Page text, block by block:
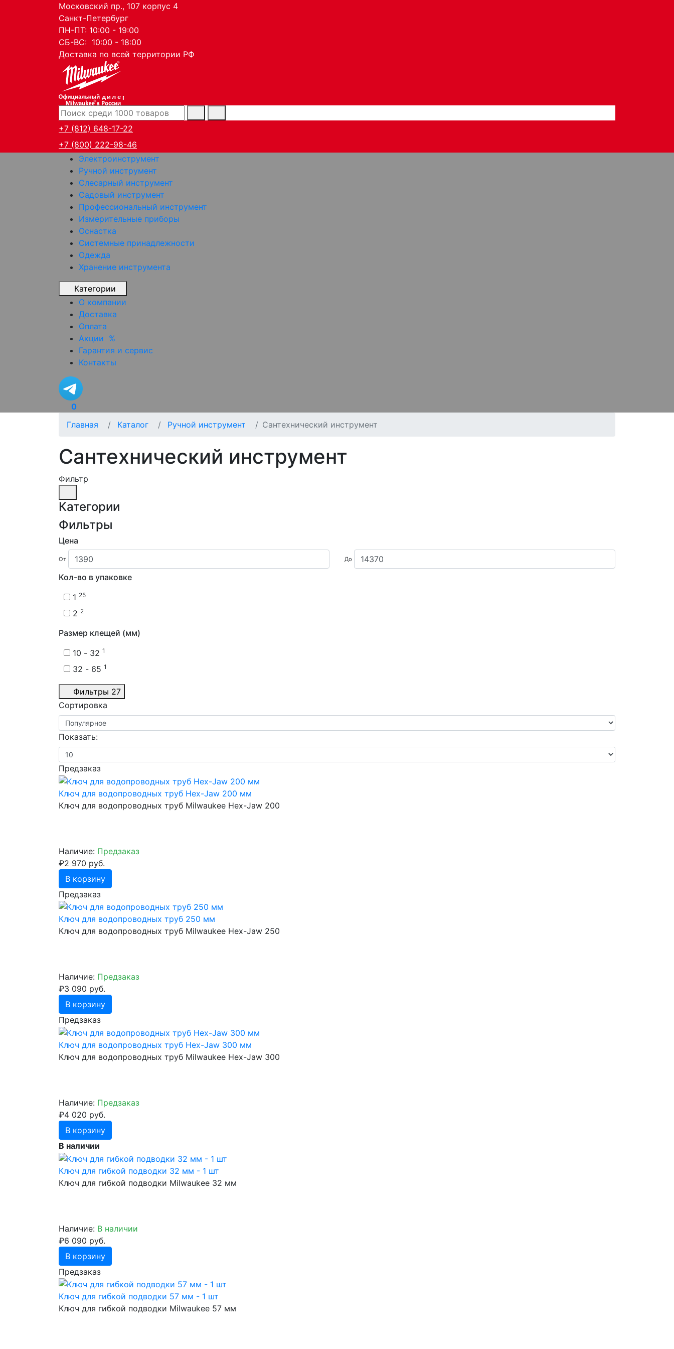
Московский пр., 107 корпус 4
Санкт-Петербург
ПН-ПТ: 10:00 - 19:00
СБ-ВС: 10:00 - 18:00
Доставка по всей территории РФ
дилер
+7 (812) 648-17-22
+7 (800) 222-98-46
Электроинструмент
Ручной инструмент
Слесарный инструмент
Садовый инструмент
Профессиональный инструмент
Измерительные приборы
Оснастка
Системные принадлежности
Одежда
Хранение инструмента
Категории
О компании
Доставка
Оплата
Акции %
Гарантия и сервис
Контакты
0
Главная
Каталог Ручной инструмент Сантехнический инструмент
Сантехнический инструмент
Фильтр
Категории
Фильтры
Цена
От До
Кол-во в упаковке
1 25
2 2
Размер клещей (мм)
10 - 32 1
32 - 65 1
Фильтры 27
Сортировка
Показать:
Предзаказ
Ключ для водопроводных труб Hex-Jaw 200 мм
Ключ для водопроводных труб Milwaukee Hex-Jaw 200
Наличие: Предзаказ
₽2 970 руб.
В корзину
Предзаказ
Ключ для водопроводных труб 250 мм
Ключ для водопроводных труб Milwaukee Hex-Jaw 250
Наличие: Предзаказ
₽3 090 руб.
В корзину
Предзаказ
Ключ для водопроводных труб Hex-Jaw 300 мм
Ключ для водопроводных труб Milwaukee Hex-Jaw 300
Наличие: Предзаказ
₽4 020 руб.
В корзину
В наличии
Ключ для гибкой подводки 32 мм - 1 шт
Ключ для гибкой подводки Milwaukee 32 мм
Наличие: В наличии
₽6 090 руб.
В корзину
Предзаказ
Ключ для гибкой подводки 57 мм - 1 шт
Ключ для гибкой подводки Milwaukee 57 мм